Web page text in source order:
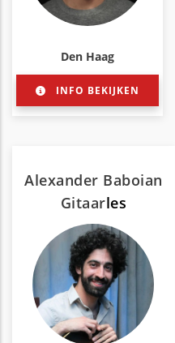
Den Haag
INFO BEKIJKEN
Alexander Baboian
Gitaarles